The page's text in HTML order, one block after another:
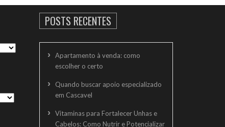
POSTS RECENTES
Apartamento à venda: como
escolher o certo
Quando buscar apoio especializado
em Cascavel
Vitaminas para Fortalecer Unhas e
Cabelos: Como Nutrir e Potencializar